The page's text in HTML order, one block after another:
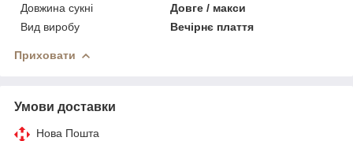
Довжина сукні
Довге / макси
Вид виробу
Вечірнє плаття
Приховати
Умови доставки
Нова Пошта